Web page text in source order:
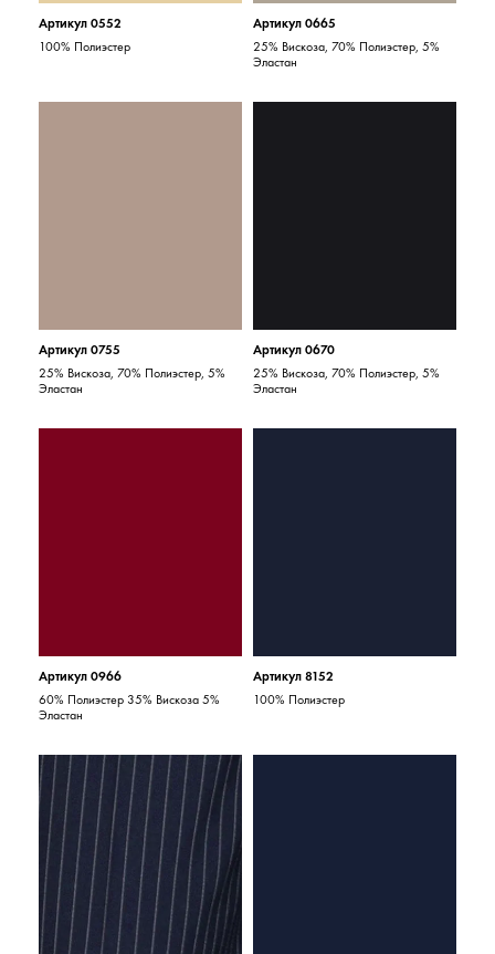
Артикул 0552
100% Полиэстер
Артикул 0665
25% Вискоза, 70% Полиэстер, 5%
Эластан
Артикул 0755
25% Вискоза, 70% Полиэстер, 5%
Эластан
Артикул 0670
25% Вискоза, 70% Полиэстер, 5%
Эластан
Артикул 0966
60% Полиэстер 35% Вискоза 5%
Эластан
Артикул 8152
100% Полиэстер